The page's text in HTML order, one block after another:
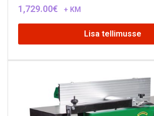
1,729.00€ + KM
Lisa tellimusse